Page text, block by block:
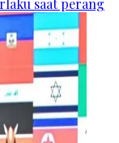
saat perang